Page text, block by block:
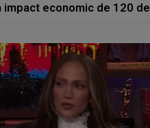
impact economic de 120 de